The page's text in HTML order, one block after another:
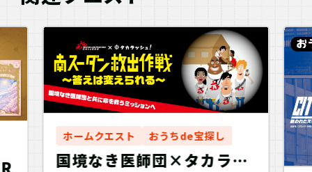
ホームクエスト おうちde宝探し
国境なき医師団×タカラッ